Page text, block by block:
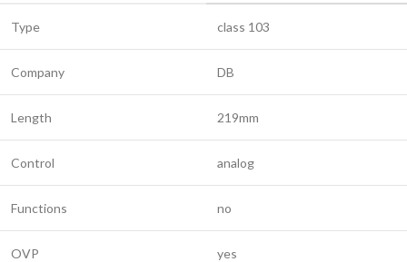
Type class 103
Company DB
Length 219mm
Control analog
Functions no
OVP yes